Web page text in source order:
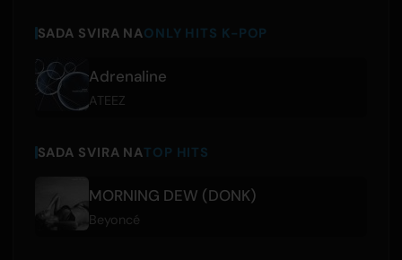
SADA SVIRA NAONLY HITS K-POP
Adrenaline
ATEEZ
SADA SVIRA NATOP HITS
MORNING DEW (DONK)
Beyoncé